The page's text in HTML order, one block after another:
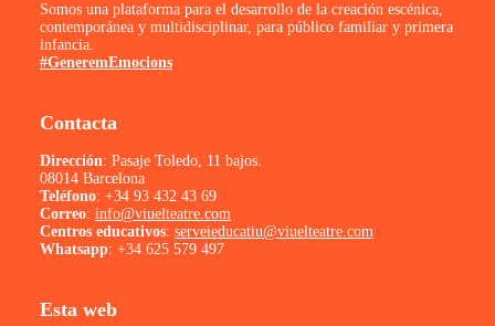
Somos una plataforma para el desarrollo de la creación escénica,
contemporánea y multidisciplinar, para público familiar y primera
infancia.
#GeneremEmocions
Contacta
Dirección: Pasaje Toledo, 11 bajos.
08014 Barcelona
Teléfono: +34 93 432 43 69
Correo: info@viuelteatre.com
Centros educativos: serveieducatiu@viuelteatre.com
Whatsapp: +34 625 579 497
Esta web